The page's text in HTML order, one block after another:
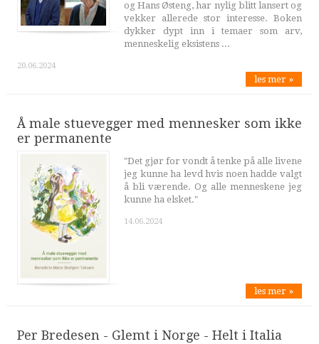
og Hans Østeng, har nylig blitt lansert og
vekker allerede stor interesse. Boken
dykker dypt inn i temaer som arv,
menneskelig eksistens ...
20.06.2024
les mer »
Å male stuevegger med mennesker som ikke
er permanente
"Det gjør for vondt å tenke på alle livene
jeg kunne ha levd hvis noen hadde valgt
å bli værende. Og alle menneskene jeg
kunne ha elsket."
14.06.2024
les mer »
Per Bredesen - Glemt i Norge - Helt i Italia